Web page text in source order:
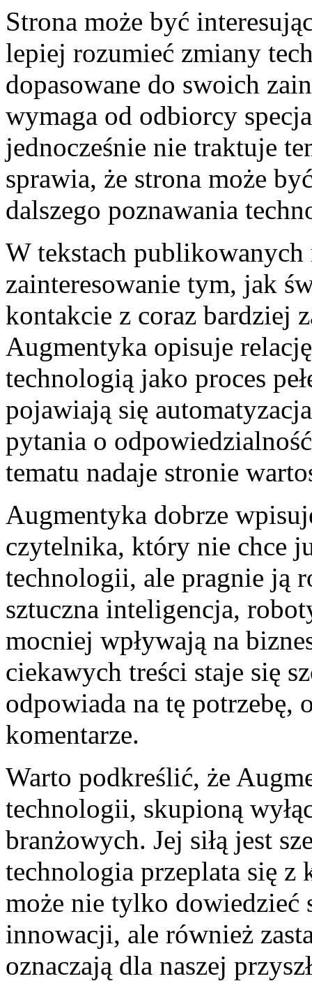
Strona może być
lepiej rozumieć zmiany
dopasowane do swoich
wymaga od odbiorcy
jednocześnie nie traktuje
sprawia, że strona może
dalszego poznawania
W tekstach
zainteresowanie tym, jak
kontakcie z coraz bardziej
Augmentyka opisuje
technologią jako proces
pojawiają się
pytania o
tematu nadaje stronie
Augmentyka dobrze
czytelnika, który nie chce
technologii, ale pragnie ją
sztuczna inteligencja,
mocniej wpływają na
ciekawych treści staje się
odpowiada na tę potrzebę,
komentarze.
Warto podkreślić, że
technologii, skupioną
branżowych. Jej siłą jest
technologia przeplata się
może nie tylko dowiedzieć
innowacji, ale również
oznaczają dla naszej